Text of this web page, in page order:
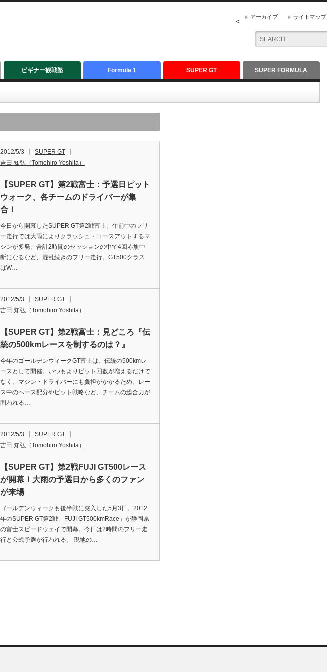
アーカイブ サイトマップ
<
ビギナー観戦塾 Formula 1 SUPER GT SUPER FORMULA
2012/5/3
SUPER GT
吉田 知弘（Tomohiro Yoshita）
【SUPER GT】第2戦富士：予選日ピット
ウォーク、各チームのドライバーが集
合！
今日から開幕したSUPER GT第2戦富士。午前中のフリ
ー走行では大雨によりクラッシュ・コースアウトするマ
シンが多発。合計2時間のセッションの中で4回赤旗中
断になるなど、混乱続きのフリー走行。GT500クラス
はW…
2012/5/3
SUPER GT
吉田 知弘（Tomohiro Yoshita）
【SUPER GT】第2戦富士：見どころ『伝
統の500kmレースを制するのは？』
今年のゴールデンウィークGT富士は、伝統の500kmレ
ースとして開催。いつもよりピット回数が増えるだけで
なく、マシン・ドライバーにも負担がかかるため、レー
ス中のペース配分やピット戦略など、チームの総合力が
問われる…
2012/5/3
SUPER GT
吉田 知弘（Tomohiro Yoshita）
【SUPER GT】第2戦FUJI GT500レース
が開幕！大雨の予選日から多くのファン
が来場
ゴールデンウィークも後半戦に突入した5月3日。2012
年のSUPER GT第2戦「FUJI GT500kmRace」が静岡県
の富士スピードウェイで開幕。今日は2時間のフリー走
行と公式予選が行われる。 現地の…